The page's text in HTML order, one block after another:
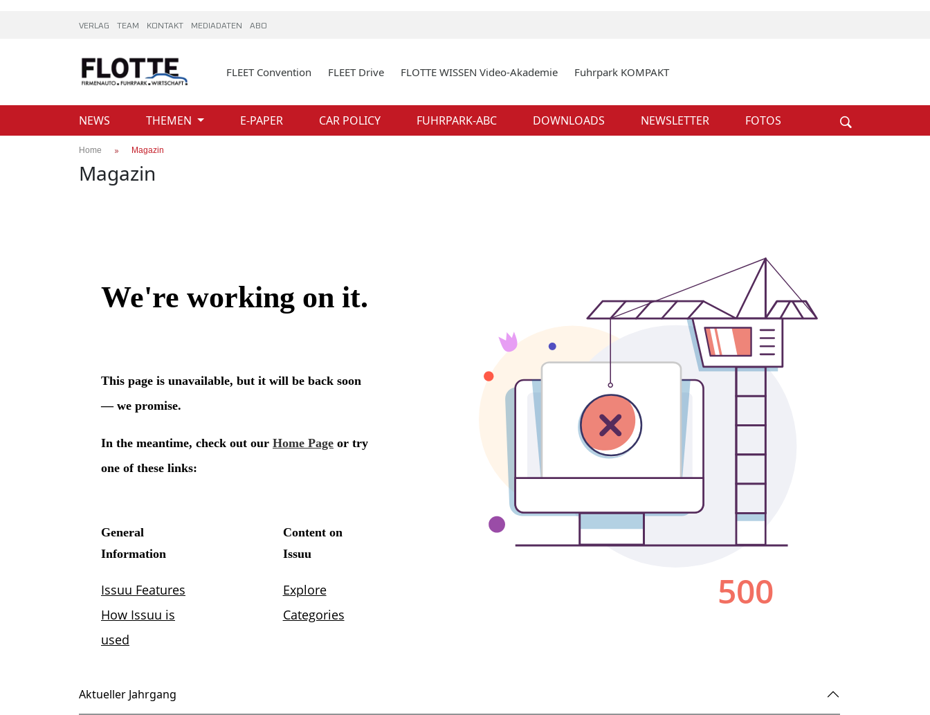
VERLAG TEAM KONTAKT MEDIADATEN ABO
FLEET Convention FLEET Drive FLOTTE WISSEN Video-Akademie Fuhrpark KOMPAKT
NEWS THEMEN E-PAPER CAR POLICY FUHRPARK-ABC DOWNLOADS NEWSLETTER FOTOS
Home Magazin
Magazin
Aktueller Jahrgang